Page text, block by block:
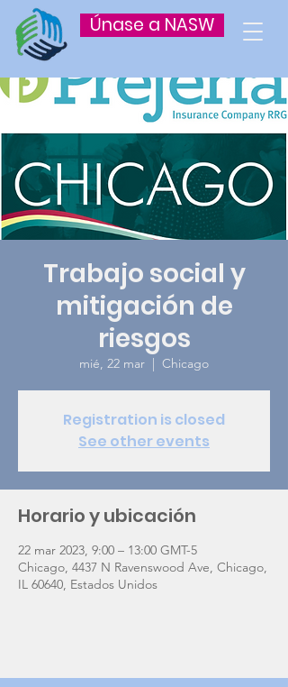
Únase a NASW
Trabajo social y
mitigación de
riesgos
mié, 22 mar
  |
Chicago
Registration is closed
See other events
Horario y ubicación
22 mar 2023, 9:00 – 13:00 GMT-5
Chicago, 4437 N Ravenswood Ave, Chicago,
IL 60640, Estados Unidos